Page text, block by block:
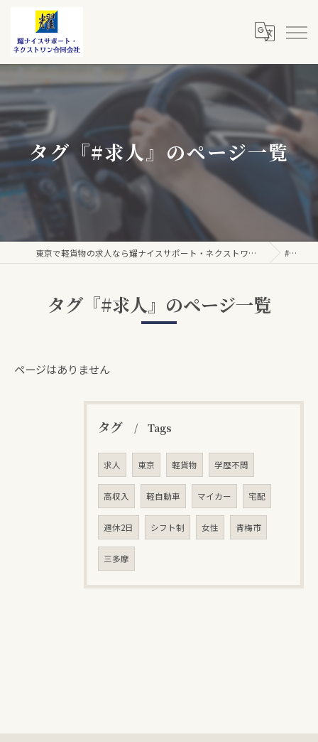
タグ『#求人』のページ一覧
東京で軽貨物の求人なら耀ナイスサポート・ネクストワン合同会社 #求人
タグ『#求人』のページ一覧
ページはありません
タグ Tags
求人 東京 軽貨物 学歴不問
高収入 軽自動車 マイカー 宅配
週休2日 シフト制 女性 青梅市
三多摩